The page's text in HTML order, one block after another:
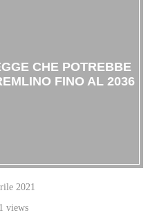
CHE POTREBBE
FINO AL 2036
2021
views